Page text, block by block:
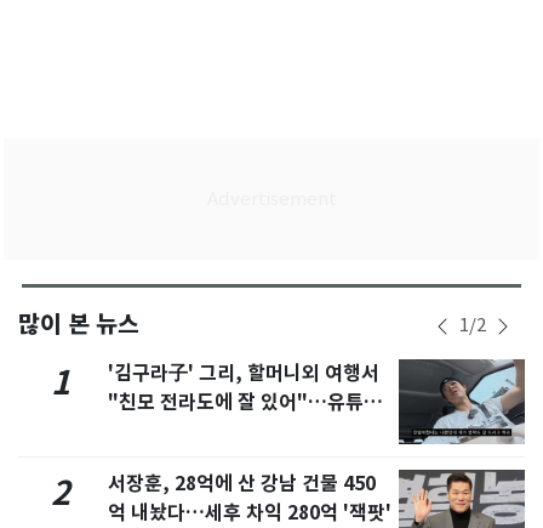
많이 본 뉴스 1/2
1
'김구라子' 그리, 할머니외 여행서
"친모 전라도에 잘 있어"…유튜브
2
서장훈, 28억에 산 강남 건물 450
억 내놨다…세후 차익 280억 '잭팟'